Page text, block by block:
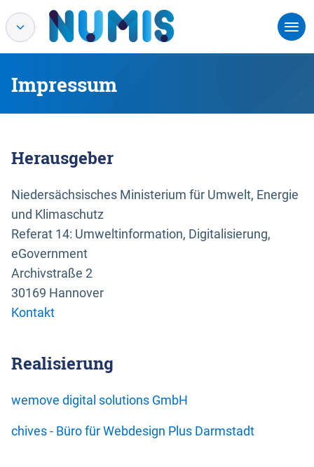
Impressum
Herausgeber
Niedersächsisches Ministerium für Umwelt, Energie
und Klimaschutz
Referat 14: Umweltinformation, Digitalisierung,
eGovernment
Archivstraße 2
30169 Hannover
Kontakt
Realisierung
wemove digital solutions GmbH
chives - Büro für Webdesign Plus Darmstadt